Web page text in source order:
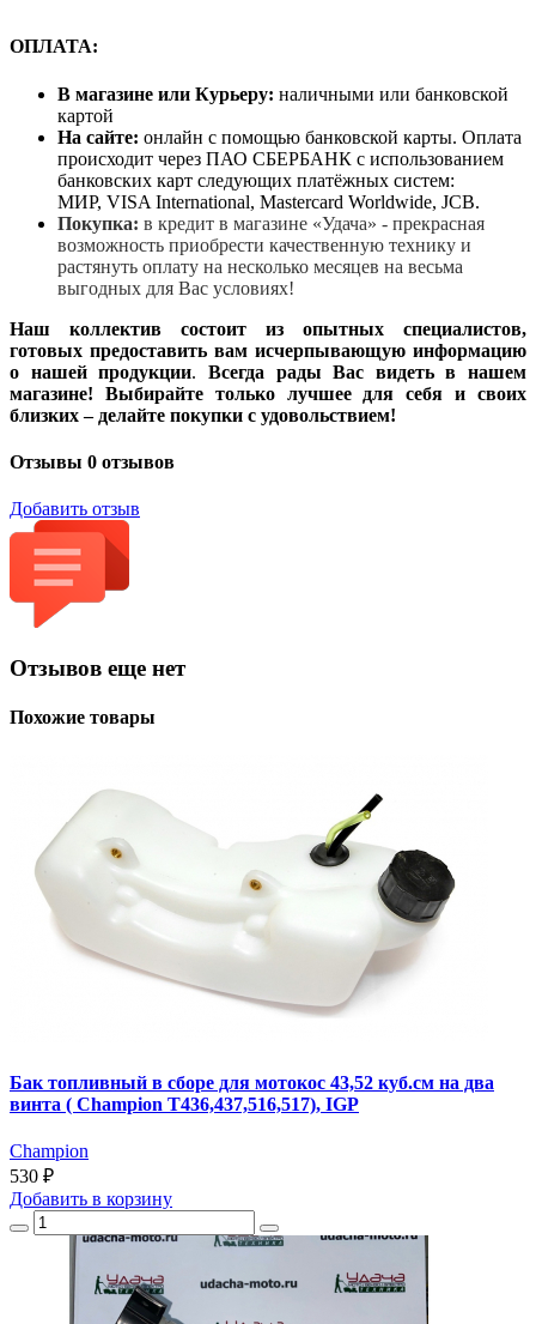
ОПЛАТА:
В магазине или Курьеру: наличными или банковской
картой
На сайте: онлайн с помощью банковской карты. Оплата
происходит через ПАО СБЕРБАНК с использованием
банковских карт следующих платёжных систем:
МИР, VISA International, Mastercard Worldwide, JCB.
Покупка: в кредит в магазине «Удача» - прекрасная
возможность приобрести качественную технику и
растянуть оплату на несколько месяцев на весьма
выгодных для Вас условиях!
Наш коллектив состоит из опытных специалистов,
готовых предоставить вам исчерпывающую информацию
о нашей продукции. Всегда рады Вас видеть в нашем
магазине! Выбирайте только лучшее для себя и своих
близких – делайте покупки с удовольствием!
Отзывы 0 отзывов
Добавить отзыв
Отзывов еще нет
Похожие товары
Бак топливный в сборе для мотокос 43,52 куб.см на два
винта ( Champion T436,437,516,517), IGP
Champion
530 ₽
Добавить в корзину